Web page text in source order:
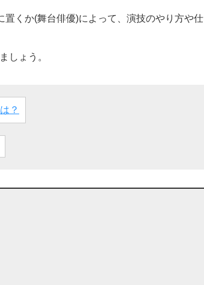
くか(舞台俳優)によって、演技のやり方や仕
しょう。
？